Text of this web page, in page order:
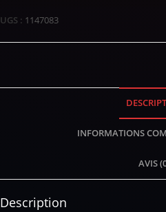
UGS : 1147083
INFORMATIONS
AVIS
Description